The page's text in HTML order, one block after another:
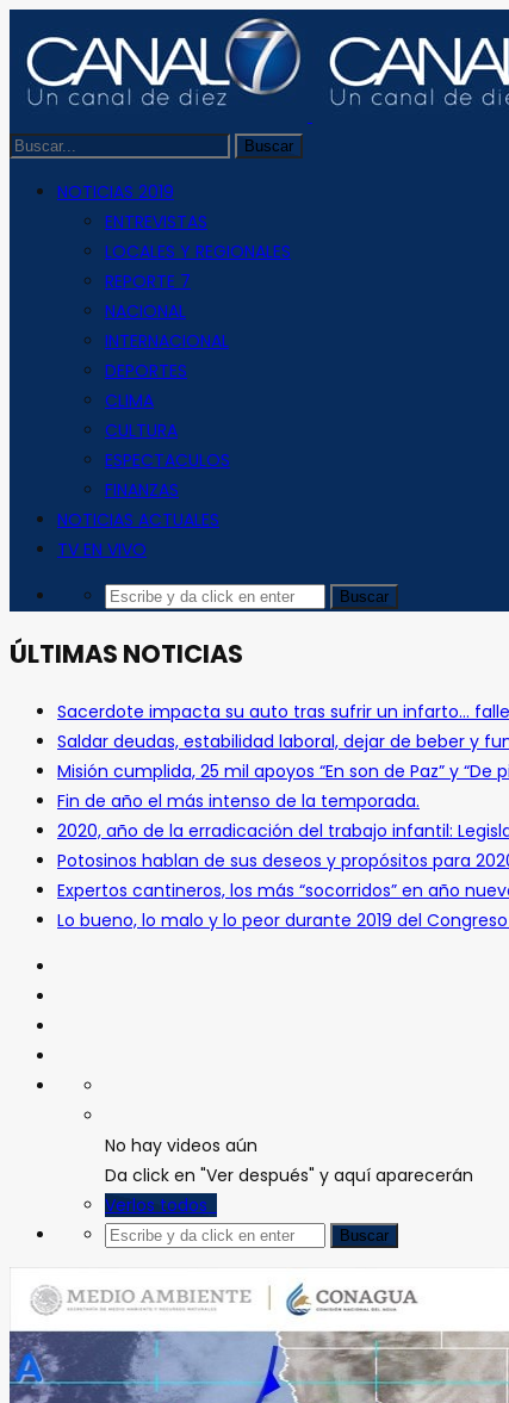
NOTICIAS 2019
ENTREVISTAS
LOCALES Y REGIONALES
REPORTE 7
NACIONAL
INTERNACIONAL
DEPORTES
CLIMA
CULTURA
ESPECTACULOS
FINANZAS
NOTICIAS ACTUALES
TV EN VIVO
ÚLTIMAS NOTICIAS
Sacerdote impacta su auto tras sufrir un infarto…
Saldar deudas, estabilidad laboral, dejar de beber y
Misión cumplida, 25 mil apoyos “En son de Paz” y
Fin de año el más intenso de la temporada.
2020, año de la erradicación del trabajo infantil:
Potosinos hablan de sus deseos y propósitos para
Expertos cantineros, los más “socorridos” en año
Lo bueno, lo malo y lo peor durante 2019 del Congreso
No hay videos aún
Da click en "Ver después" y aquí aparecerán
Verlos todos